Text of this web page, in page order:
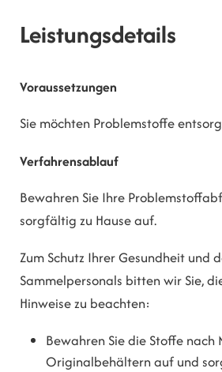
Leistungsdetails
Voraussetzungen
Sie möchten Problemstoffe
Verfahrensablauf
Bewahren Sie Ihre
sorgfältig zu Hause auf.
Zum Schutz Ihrer Gesundheit und
Sammelpersonals bitten wir Sie,
Hinweise zu beachten:
Bewahren Sie die Stoffe
Originalbehältern auf und